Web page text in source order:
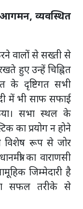
आगमन, व्यवस्थित
वालों से सख्ती से
हुए उन्हें चिह्नित
के दृष्टिगत सभी
में भी साफ सफाई
सभा स्थल के
का प्रयोग न होने
ने विशेष रूप से जोर
का वाराणसी
जिम्मेदारी है
सफल तरीके से